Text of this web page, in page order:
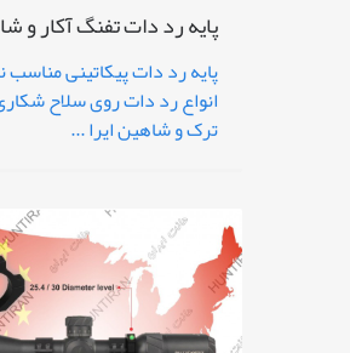
پایه رد دات تفنگ آکار و
پایه رد دات پیکاتینی
انواع رد دات روی سلاح
ترک و شاهین ایرا ...